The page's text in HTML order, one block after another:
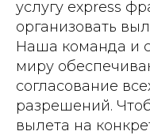
услугу express
организовать
Наша команда и
миру
согласование
разрешений.
вылета на